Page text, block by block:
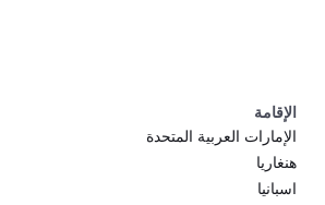
الإقامة
الإمارات العربية المتحدة
هنغاريا
اسبانيا